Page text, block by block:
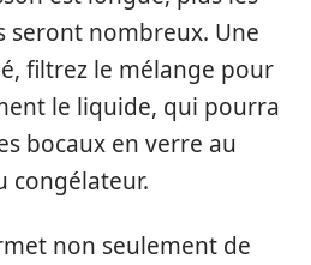
nombreux. Une
filtrez le mélange pour
le liquide, qui pourra
bocaux en verre au
congélateur.
non seulement de